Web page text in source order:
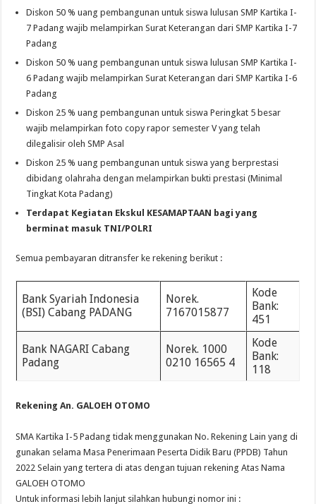
Diskon 50 % uang pembangunan untuk siswa lulusan SMP Kartika I-
7 Padang wajib melampirkan Surat Keterangan dari SMP Kartika I-7
Padang
Diskon 50 % uang pembangunan untuk siswa lulusan SMP Kartika I-
6 Padang wajib melampirkan Surat Keterangan dari SMP Kartika I-6
Padang
Diskon 25 % uang pembangunan untuk siswa Peringkat 5 besar
wajib melampirkan foto copy rapor semester V yang telah
dilegalisir oleh SMP Asal
Diskon 25 % uang pembangunan untuk siswa yang berprestasi
dibidang olahraha dengan melampirkan bukti prestasi (Minimal
Tingkat Kota Padang)
Terdapat Kegiatan Ekskul KESAMAPTAAN bagi yang
berminat masuk TNI/POLRI
Semua pembayaran ditransfer ke rekening berikut :
Bank Syariah Indonesia
(BSI) Cabang PADANG
Norek.
7167015877
Kode
Bank:
451
Bank NAGARI Cabang
Padang
Norek. 1000
0210 16565 4
Kode
Bank:
118
Rekening An. GALOEH OTOMO
SMA Kartika I-5 Padang tidak menggunakan No. Rekening Lain yang di
gunakan selama Masa Penerimaan Peserta Didik Baru (PPDB) Tahun
2022 Selain yang tertera di atas dengan tujuan rekening Atas Nama
GALOEH OTOMO
Untuk informasi lebih lanjut silahkan hubungi nomor ini :